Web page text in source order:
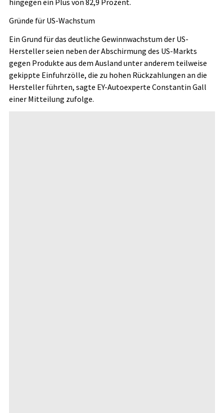
Gründe für US-Wachstum
Ein Grund für das deutliche Gewinnwachstum der US-
Hersteller seien neben der Abschirmung des US-Markts
gegen Produkte aus dem Ausland unter anderem teilweise
gekippte Einfuhrzölle, die zu hohen Rückzahlungen an die
Hersteller führten, sagte EY-Autoexperte Constantin Gall
einer Mitteilung zufolge.